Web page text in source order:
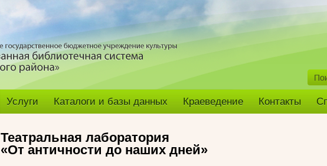
Услуги Каталоги и базы данных Краеведение Контакты
Театральная лаборатория
«От античности до наших дней»